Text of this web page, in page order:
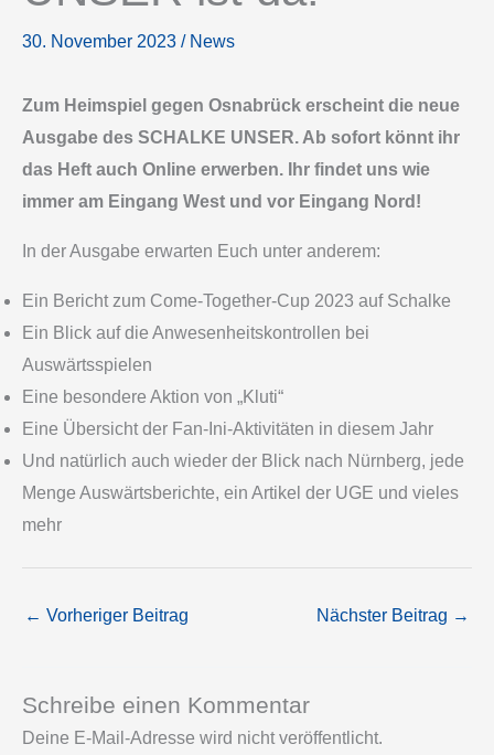
30. November 2023 / News
Zum Heimspiel gegen Osnabrück erscheint die neue
Ausgabe des SCHALKE UNSER. Ab sofort könnt ihr
das Heft auch Online erwerben. Ihr findet uns wie
immer am Eingang West und vor Eingang Nord!
In der Ausgabe erwarten Euch unter anderem:
Ein Bericht zum Come-Together-Cup 2023 auf Schalke
Ein Blick auf die Anwesenheitskontrollen bei
Auswärtsspielen
Eine besondere Aktion von „Kluti“
Eine Übersicht der Fan-Ini-Aktivitäten in diesem Jahr
Und natürlich auch wieder der Blick nach Nürnberg, jede
Menge Auswärtsberichte, ein Artikel der UGE und vieles
mehr
← Vorheriger Beitrag Nächster Beitrag →
Schreibe einen Kommentar
Deine E-Mail-Adresse wird nicht veröffentlicht.